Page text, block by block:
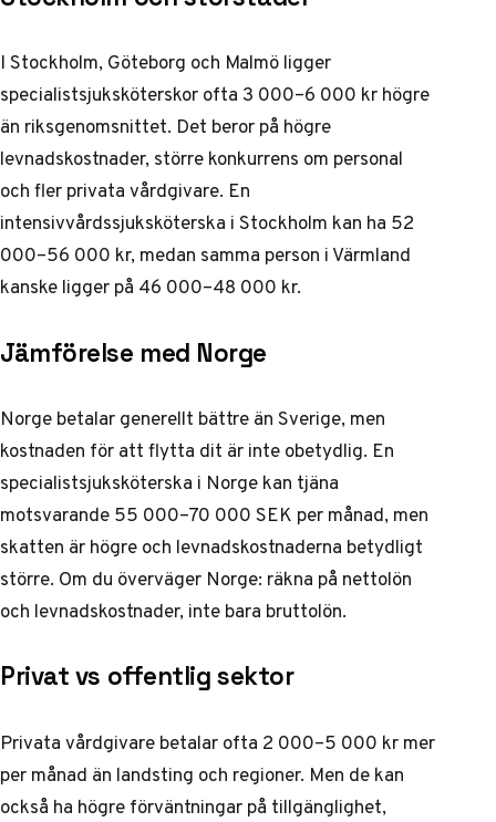
I Stockholm, Göteborg och Malmö ligger
specialistsjuksköterskor ofta 3 000–6 000 kr högre
än riksgenomsnittet. Det beror på högre
levnadskostnader, större konkurrens om personal
och fler privata vårdgivare. En
intensivvårdssjuksköterska i Stockholm kan ha 52
000–56 000 kr, medan samma person i Värmland
kanske ligger på 46 000–48 000 kr.
Jämförelse med Norge
Norge betalar generellt bättre än Sverige, men
kostnaden för att flytta dit är inte obetydlig. En
specialistsjuksköterska i Norge kan tjäna
motsvarande 55 000–70 000 SEK per månad, men
skatten är högre och levnadskostnaderna betydligt
större. Om du överväger Norge: räkna på nettolön
och levnadskostnader, inte bara bruttolön.
Privat vs offentlig sektor
Privata vårdgivare betalar ofta 2 000–5 000 kr mer
per månad än landsting och regioner. Men de kan
också ha högre förväntningar på tillgänglighet,